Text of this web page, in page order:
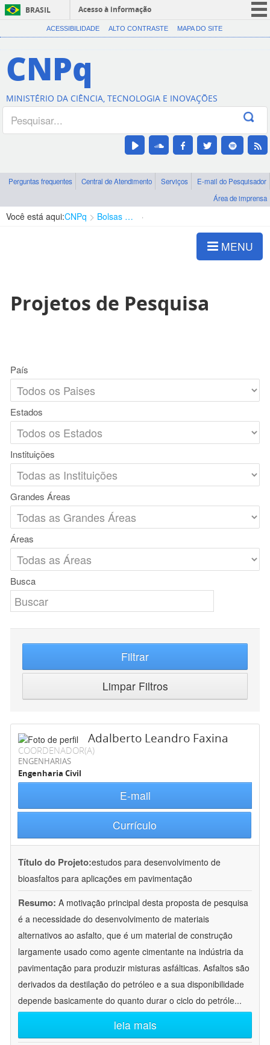
BRASIL
Acesso à informação
CORONAVÍRUS (COVID-19)
Canais
ACESSIBILIDADE ALTO CONTRASTE MAPA DO SITE
CNPq
MINISTÉRIO DA CIÊNCIA, TECNOLOGIA E INOVAÇÕES
Perguntas frequentes Central de Atendimento Serviços
E-mail do Pesquisador
Área de imprensa
Você está aqui:CNPq Bolsas e Auxílios Vigentes
MENU
Projetos de Pesquisa
País
Estados
Instituições
Grandes Áreas
Áreas
Busca
Filtrar
Limpar Filtros
Adalberto Leandro Faxina
COORDENADOR(A)
ENGENHARIAS
Engenharia Civil
E-mail
Currículo
Título do Projeto:estudos para desenvolvimento de
bioasfaltos para aplicações em pavimentação
Resumo: A motivação principal desta proposta de pesquisa
é a necessidade do desenvolvimento de materiais
alternativos ao asfalto, que é um material de construção
largamente usado como agente cimentante na indústria da
pavimentação para produzir misturas asfálticas. Asfaltos são
derivados da destilação do petróleo e a sua disponibilidade
depende basicamente do quanto durar o ciclo do petróle...
leia mais